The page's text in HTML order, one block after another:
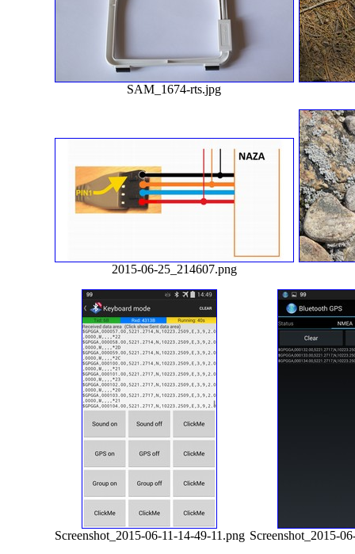
SAM_1674-rts.jpg
2015-06-25_214607.png
Screenshot_2015-06-11-14-49-11.png Screenshot_2015-